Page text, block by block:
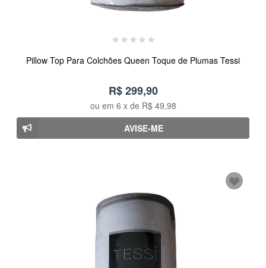
Pillow Top Para Colchões Queen Toque de Plumas Tessi
R$ 299,90
ou em 6 x de R$ 49,98
AVISE-ME